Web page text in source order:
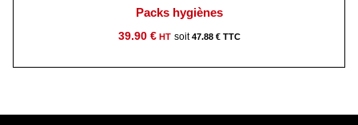
Packs hygiènes
39.90 € 47.88 €